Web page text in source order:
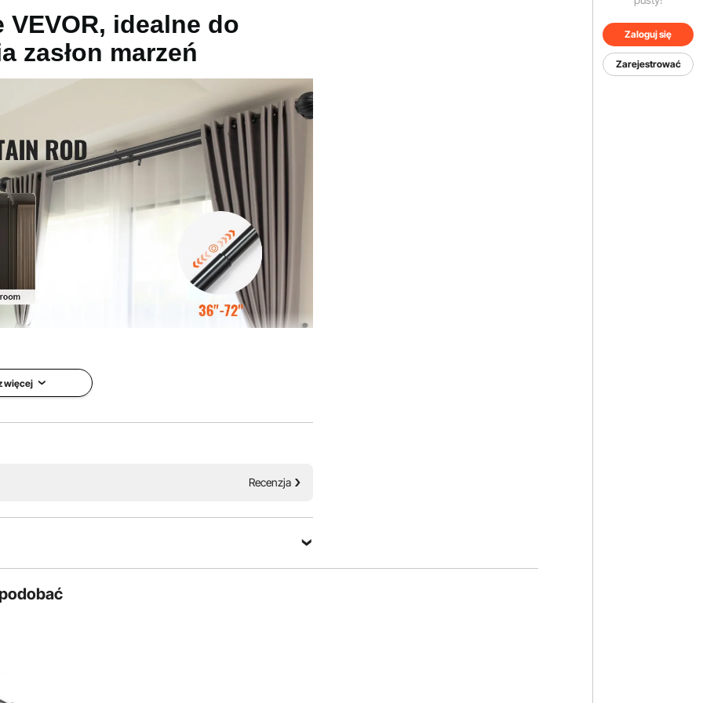
Zaloguj się
Zarejestrować
cala / 1900 x 165 x 85 mm
idealne do
zasłon marzeń
wybierać spośród szerokiej gamy wzorów.
uchwyty, które lepiej podtrzymują ciężar zasłon,
to ich uginaniu się i wyginaniu.
więcej
Recenzja